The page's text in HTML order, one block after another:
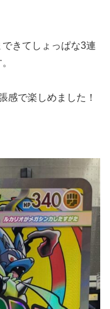
きてしょっぱな3連
感で楽しめました！